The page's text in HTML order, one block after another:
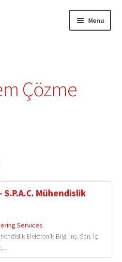
Menu
Dashboard
Çözme
S.P.A.C. Mühendislik
Services
Elektronik Bilg. İnş. San. İç